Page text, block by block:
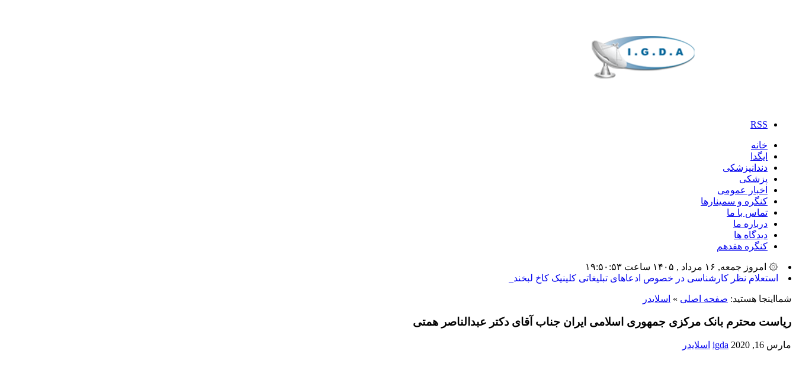
RSS
خانه
ایگدا
دندانپزشکی
پزشکی
اخبار عمومی
کنگره و سمینارها
تماس با ما
درباره ما
دیدگاه ها
کنگره هفدهم
۞ امروز جمعه, ۱۶ مرداد , ۱۴۰۵ ساعت ۱۹:۵۰:۵۳
بیشترین_
شمااینجا هستید: صفحه اصلی » اسلایدر
ریاست محترم بانک مرکزی جمهوری اسلامی ایران جناب آقای دکتر عبدالناصر همتی
مارس 16, 2020 igda اسلایدر